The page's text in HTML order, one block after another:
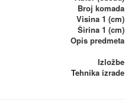
Broj komada
Visina 1 (cm)
Širina 1 (cm)
Opis predmeta
Izložbe
Tehnika izrade